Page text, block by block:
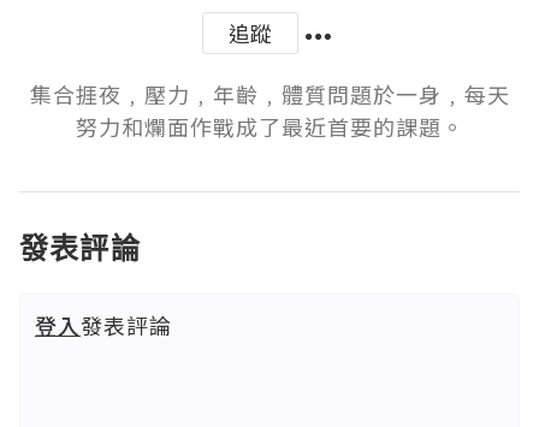
追蹤
集合捱夜﹐壓力﹐年齡﹐體質問題於一身﹐每天
努力和爛面作戰成了最近首要的課題。
發表評論
登入發表評論